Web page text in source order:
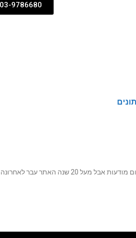
03-9786680
שדרוג מערכות על מנת שכל